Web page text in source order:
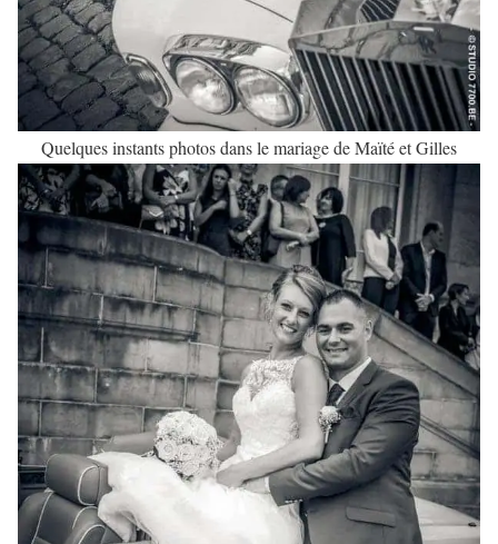
Quelques instants photos dans le mariage de Maïté et Gilles